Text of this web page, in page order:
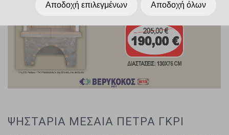
ΨΗΣΤΑΡΙΑ ΜΕΣΑΙΑ ΠΕΤΡΑ ΓΚΡΙ
Αποδοχή επιλεγμένων Αποδοχή όλων